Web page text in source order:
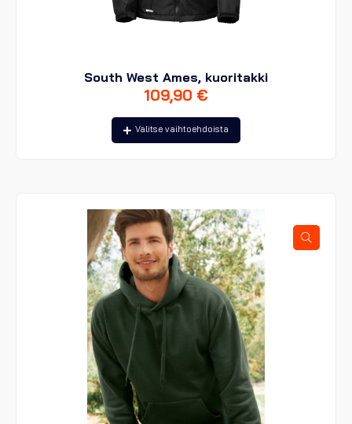
South West Ames, kuoritakki
109,90 €
Valitse vaihtoehdoista
Tällä
tuotteella
Voit
tehdä
valinnat
tuotteen
sivulla.